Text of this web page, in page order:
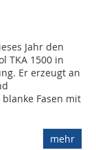
Jahr den
TKA 1500 in
Er erzeugt an
Fasen mit
mehr